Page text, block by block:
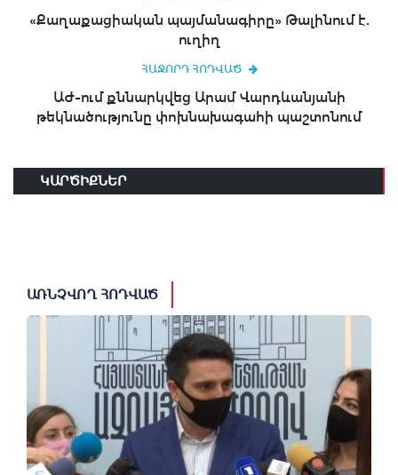
«Քաղաքացիական պայմանագիրը» Թալինում է.
ուղիղ
ՀԱՋՈՐԴ ՀՈԴՎԱԾ
ԱԺ-ում քննարկվեց Արամ Վարդևանյանի
թեկնածությունը փոխնախագահի պաշտոնում
ԿԱՐԾԻՔՆԵՐ
ԱՌՆՉՎՈՂ ՀՈԴՎԱԾ